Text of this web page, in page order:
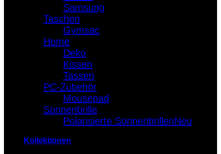
Samsung
Taschen
Gymsac
Home
Deko
Kissen
Tassen
PC-Zubehör
Mousepad
Sonnenbrille
Polarisierte Sonnenbrillen
Kollektionen